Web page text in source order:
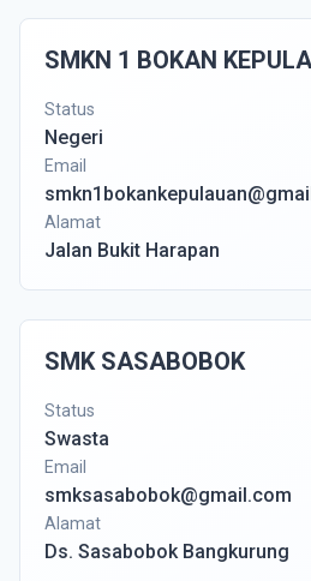
SMKN 1 BOKAN
Status
Negeri
Email
Alamat
Jalan Bukit Harapan
SMK SASABOBOK
Status
Swasta
Email
smksasabobok@gmail.com
Alamat
Ds. Sasabobok Bangkurung